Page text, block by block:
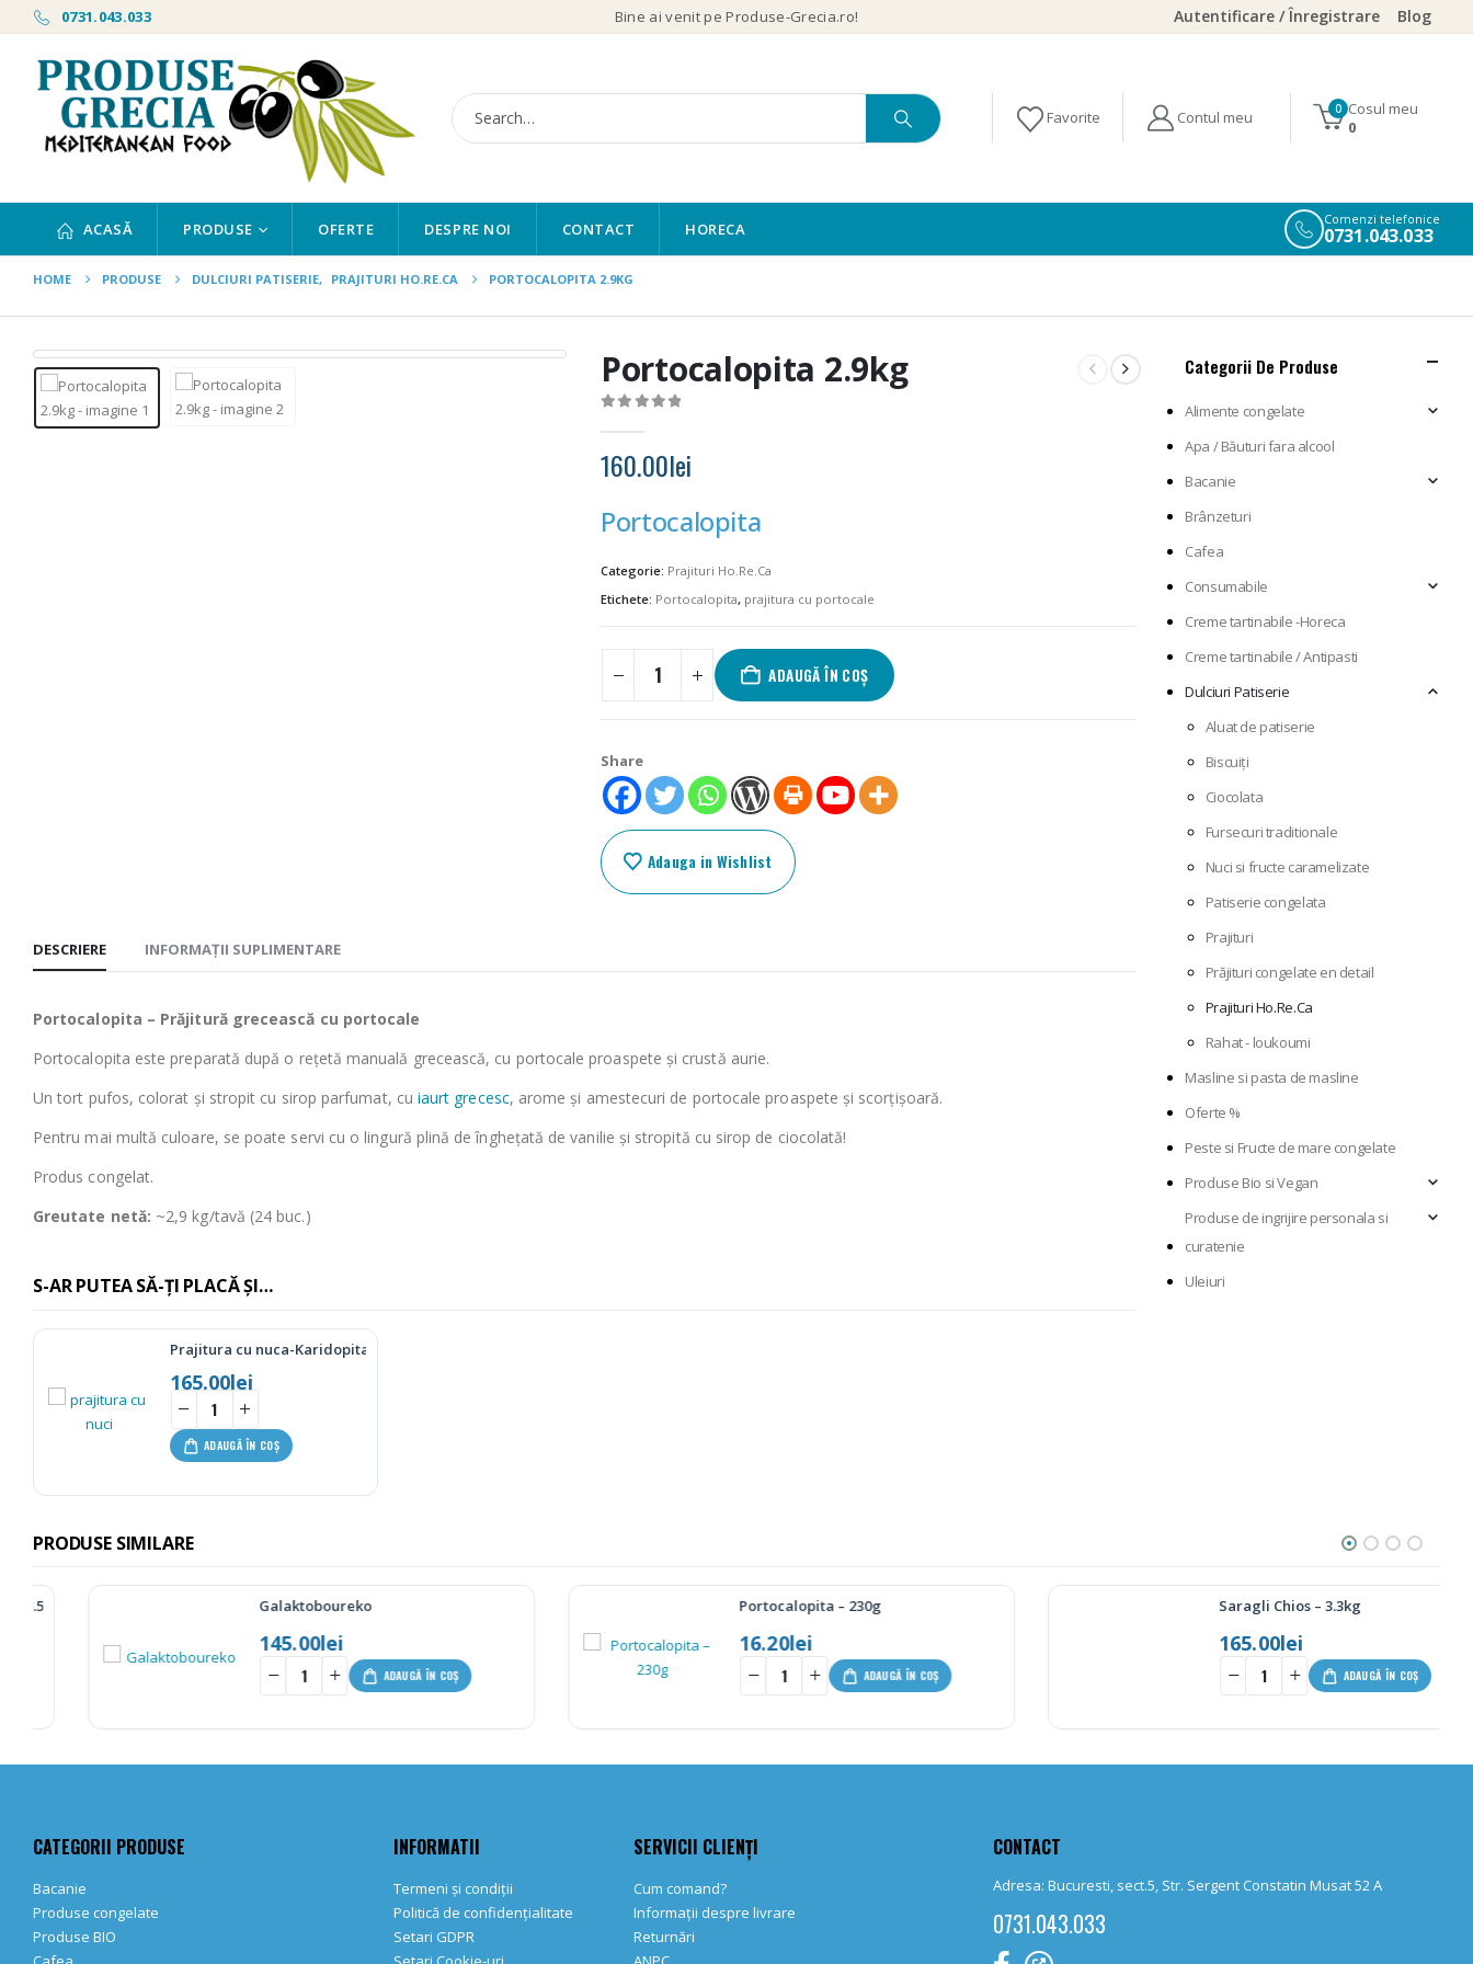
0731.043.033 Bine ai venit pe Produse-Grecia.ro! Autentificare / Înregistrare Blog
0 Cosul meu
0
ACASĂ PRODUSE OFERTE DESPRE NOI CONTACT HORECA
Comenzi telefonice
0731.043.033
HOME PRODUSE DULCIURI PATISERIE, PRAJITURI HO.RE.CA PORTOCALOPITA 2.9KG
Portocalopita 2.9kg
160.00lei
Portocalopita
Categorie: Prajituri Ho.Re.Ca
Etichete: Portocalopita, prajitura cu portocale
ADAUGĂ ÎN COȘ
Share
Adauga in Wishlist
DESCRIERE INFORMAȚII SUPLIMENTARE
Portocalopita – Prăjitură grecească cu portocale
Portocalopita este preparată după o rețetă manuală grecească, cu portocale proaspete și crustă aurie.
Un tort pufos, colorat și stropit cu sirop parfumat, cu iaurt grecesc, arome și amestecuri de portocale proaspete și scorțișoară.
Pentru mai multă culoare, se poate servi cu o lingură plină de înghețată de vanilie și stropită cu sirop de ciocolată!
Produs congelat.
Greutate netă: ~2,9 kg/tavă (24 buc.)
S-AR PUTEA SĂ-ȚI PLACĂ ȘI…
Prajitura cu nuca-Karidopita
165.00lei
ADAUGĂ ÎN COȘ
Categorii De Produse
Alimente congelate
Apa / Băuturi fara alcool
Bacanie
Brânzeturi
Cafea
Consumabile
Creme tartinabile -Horeca
Creme tartinabile / Antipasti
Dulciuri Patiserie
Aluat de patiserie
Biscuiți
Ciocolata
Fursecuri traditionale
Nuci si fructe caramelizate
Patiserie congelata
Prajituri
Prăjituri congelate en detail
Prajituri Ho.Re.Ca
Rahat - loukoumi
Masline si pasta de masline
Oferte %
Peste si Fructe de mare congelate
Produse Bio si Vegan
Produse de ingrijire personala si
curatenie
Uleiuri
PRODUSE SIMILARE
Galaktoboureko
145.00lei
ADAUGĂ ÎN COȘ
Portocalopita – 230g
16.20 lei
ADAUGĂ ÎN COȘ
Saragli Chios – 3.3kg
165.00lei
ADAUGĂ ÎN COȘ
CATEGORII PRODUSE
Bacanie
Produse congelate
Produse BIO
INFORMATII
Termeni și condiții
Politică de confidențialitate
Setari GDPR
SERVICII CLIENȚI
Cum comand?
Informații despre livrare
Returnări
CONTACT
Adresa: Bucuresti, sect.5, Str. Sergent Constatin Musat 52 A
0731.043.033